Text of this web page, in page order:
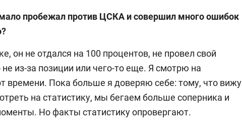
пробежал против ЦСКА и совершил много ошибок
он не отдался на 100 процентов, не провел свой
из-за позиции или чего-то еще. Я смотрю на
времени. Пока больше я доверяю себе: тому, что вижу
на статистику, мы бегаем больше соперника и
Но факты статистику опровергают.